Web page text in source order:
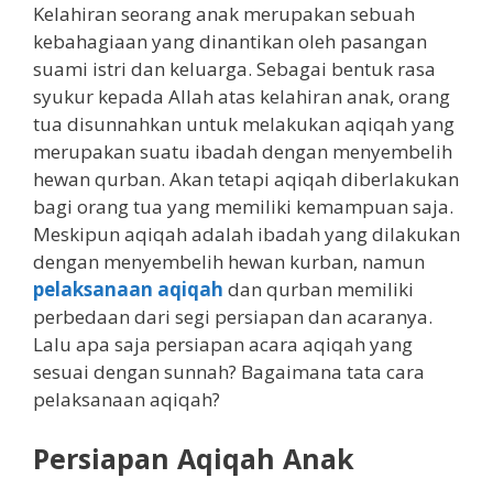
Kelahiran seorang anak merupakan sebuah
kebahagiaan yang dinantikan oleh pasangan
suami istri dan keluarga. Sebagai bentuk rasa
syukur kepada Allah atas kelahiran anak, orang
tua disunnahkan untuk melakukan aqiqah yang
merupakan suatu ibadah dengan menyembelih
hewan qurban. Akan tetapi aqiqah diberlakukan
bagi orang tua yang memiliki kemampuan saja.
Meskipun aqiqah adalah ibadah yang dilakukan
dengan menyembelih hewan kurban, namun
pelaksanaan aqiqah dan qurban memiliki
perbedaan dari segi persiapan dan acaranya.
Lalu apa saja persiapan acara aqiqah yang
sesuai dengan sunnah? Bagaimana tata cara
pelaksanaan aqiqah?
Persiapan Aqiqah Anak